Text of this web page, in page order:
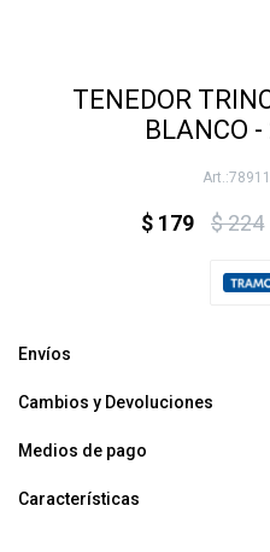
TENEDOR
BLANCO
$ 179 $224
Envíos
Cambios y Devoluciones
Medios de pago
Características